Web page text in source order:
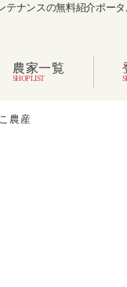
テナンスの無料紹介ポー
農家一覧
農産